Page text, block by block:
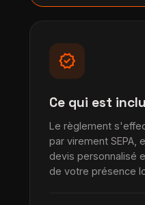
verified
Ce qui est
Le règlement
par virement SEPA,
devis personnalisé
de votre présence